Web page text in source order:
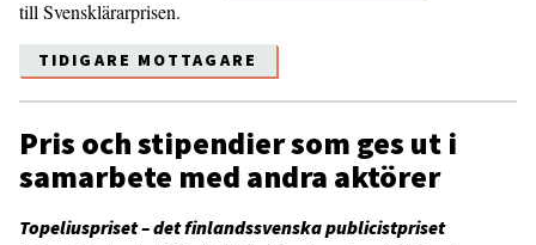
till Svensklärarprisen.
TIDIGARE MOTTAGARE
Pris och stipendier som ges ut i
samarbete med andra aktörer
Topeliuspriset – det finlandssvenska publicistpriset